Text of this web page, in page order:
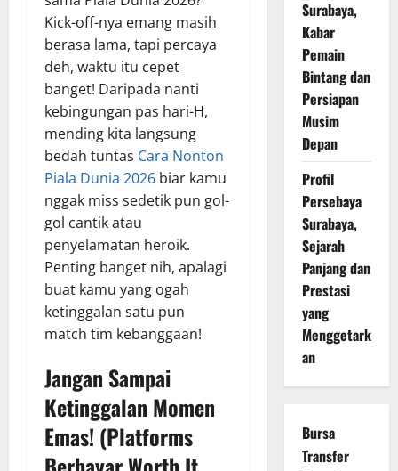
Kick-off-nya emang masih
berasa lama, tapi percaya
deh, waktu itu cepet
banget! Daripada nanti
kebingungan pas hari-H,
mending kita langsung
bedah tuntas Cara Nonton
Piala Dunia 2026 biar kamu
nggak miss sedetik pun gol-
gol cantik atau
penyelamatan heroik.
Penting banget nih, apalagi
buat kamu yang ogah
ketinggalan satu pun
match tim kebanggaan!
Jangan Sampai
Ketinggalan Momen
Emas! (Platforms
Surabaya,
Kabar
Pemain
Bintang dan
Persiapan
Musim
Depan
Profil
Persebaya
Surabaya,
Sejarah
Panjang dan
Prestasi
yang
Menggetark
an
Bursa
Transfer